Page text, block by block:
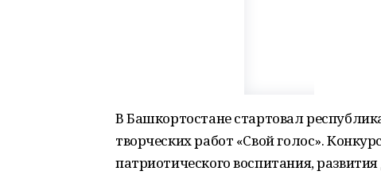
В Башкортостане стартовал
творческих работ «Свой голос».
патриотического воспитания,